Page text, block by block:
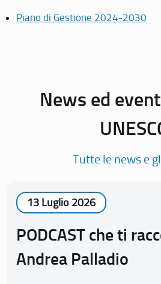
Piano di Gestione 2024-2030
News ed
Tutte le news e
13 Luglio 2026
PODCAST che ti
Andrea Palladio